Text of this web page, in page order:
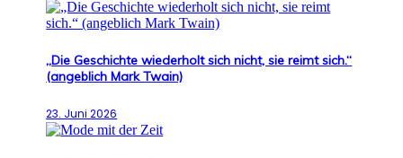
„Die Geschichte wiederholt sich nicht, sie reimt sich.“
(angeblich Mark Twain)
23. Juni 2026